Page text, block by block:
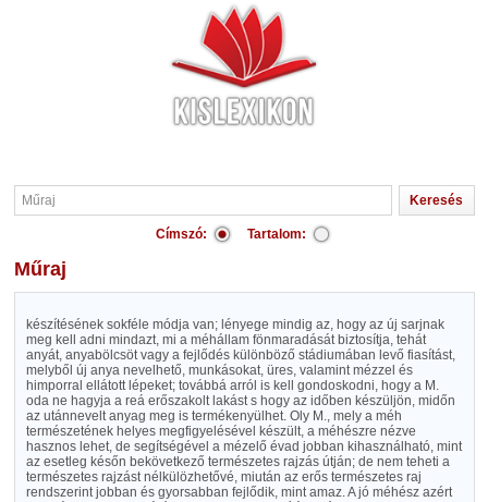
Címszó: Tartalom:
Műraj
készítésének sokféle módja van; lényege mindig az, hogy az új sarjnak
meg kell adni mindazt, mi a méhállam fönmaradását biztosítja, tehát
anyát, anyabölcsöt vagy a fejlődés különböző stádiumában levő fiasítást,
melyből új anya nevelhető, munkásokat, üres, valamint mézzel és
himporral ellátott lépeket; továbbá arról is kell gondoskodni, hogy a M.
oda ne hagyja a reá erőszakolt lakást s hogy az időben készüljön, midőn
az utánnevelt anyag meg is termékenyülhet. Oly M., mely a méh
természetének helyes megfigyelésével készült, a méhészre nézve
hasznos lehet, de segítségével a mézelő évad jobban kihasználható, mint
az esetleg későn bekövetkező természetes rajzás útján; de nem teheti a
természetes rajzást nélkülözhetővé, miután az erős természetes raj
rendszerint jobban és gyorsabban fejlődik, mint amaz. A jó méhész azért